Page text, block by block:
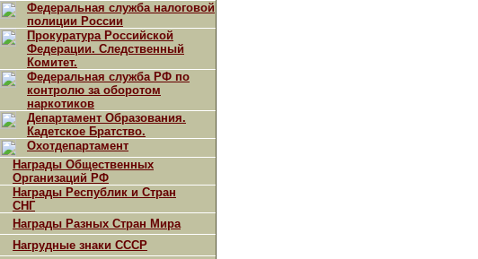
Федеральная служба налоговой
полиции России
Прокуратура Российской
Федерации. Следственный
Комитет.
Федеральная служба РФ по
контролю за оборотом
наркотиков
Департамент Образования.
Кадетское Братство.
Охотдепартамент
Награды Общественных
Организаций РФ
Награды Республик и Стран
СНГ
Награды Разных Стран Мира
Нагрудные знаки СССР